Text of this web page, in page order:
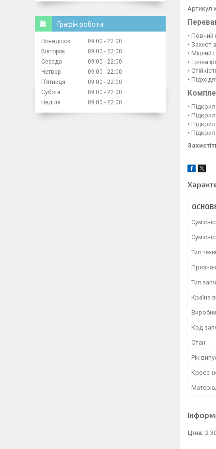
Артикул
• Повний
• Захист
• Міцний
• Точна
•
•
•
•
•
•
Тип
Тип
Країна
Код
Стан
Рік
Кросс-
Ціна: 2
Графік роботи
Понеділок 09:00
22:00
Вівторок
09:00
22:00
Середа
09:00
22:00
Четвер
09:00
22:00
Пʼятниця
09:00
22:00
Субота
09:00
22:00
Неділя
09:00 22:00